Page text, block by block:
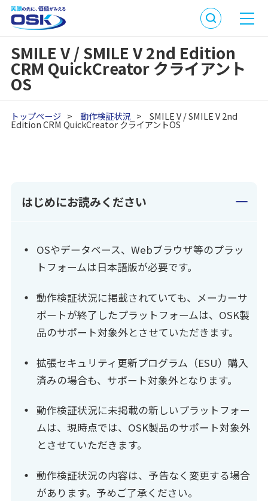
SMILE V / SMILE V 2nd Edition
CRM QuickCreator クライアント
OS
トップページ > 動作検証状況 > SMILE V / SMILE V 2nd
Edition CRM QuickCreator クライアントOS
はじめにお読みください
OSやデータベース、Webブラウザ等のプラッ
トフォームは日本語版が必要です。
動作検証状況に掲載されていても、メーカーサ
ポートが終了したプラットフォームは、OSK製
品のサポート対象外とさせていただきます。
拡張セキュリティ更新プログラム（ESU）購入
済みの場合も、サポート対象外となります。
動作検証状況に未掲載の新しいプラットフォー
ムは、現時点では、OSK製品のサポート対象外
とさせていただきます。
動作検証状況の内容は、予告なく変更する場合
があります。予めご了承ください。